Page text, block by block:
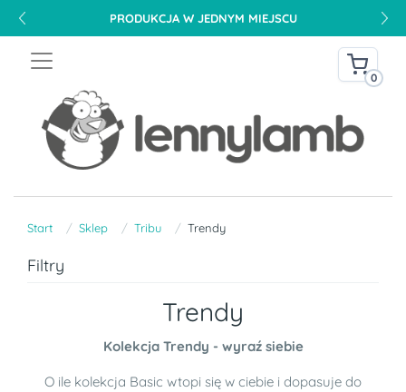
PRODUKCJA W JEDNYM MIEJSCU
0
Start Sklep Tribu Trendy
Filtry
Trendy
Kolekcja Trendy - wyraź siebie
O ile kolekcja Basic wtopi się w ciebie i dopasuje do